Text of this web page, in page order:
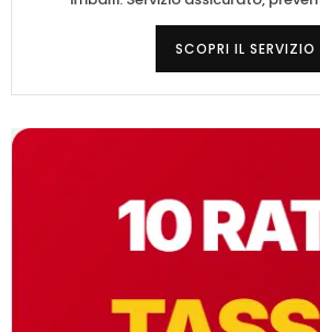
SCOPRI IL SERVIZIO